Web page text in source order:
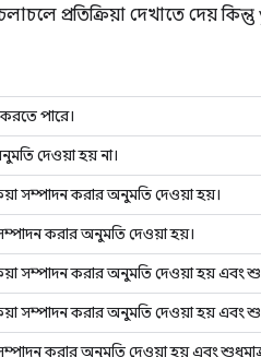
প্রতিক্রিয়া দেখাতে দেয়
পারে।
দেওয়া হয় না।
সম্পাদন করার অনুমতি দেওয়া হয়।
সম্পাদন করার অনুমতি দেওয়া হয়।
সম্পাদন করার অনুমতি দেওয়া হয় এবং
সম্পাদন করার অনুমতি দেওয়া হয় এবং
সম্পাদন করার অনুমতি দেওয়া হয় এবং